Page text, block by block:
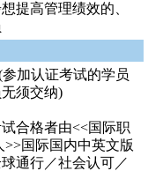
提高管理绩效的、
加认证考试的学员
须交纳)
合格者由<<国际职
国际国内中英文版
通行／社会认可／